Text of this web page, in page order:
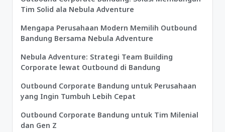
Tim Solid ala Nebula Adventure
Mengapa Perusahaan Modern Memilih Outbound
Bandung Bersama Nebula Adventure
Nebula Adventure: Strategi Team Building
Corporate lewat Outbound di Bandung
Outbound Corporate Bandung untuk Perusahaan
yang Ingin Tumbuh Lebih Cepat
Outbound Corporate Bandung untuk Tim Milenial
dan Gen Z